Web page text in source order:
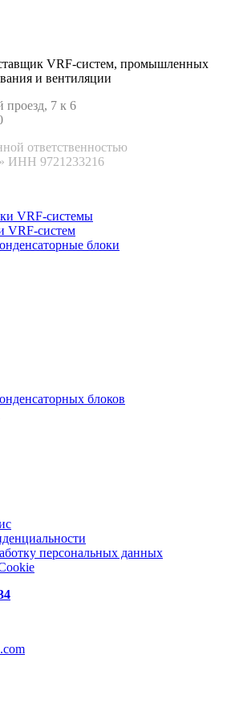
VRF-cистем, промышленных
и вентиляции
проезд, 7 к 6
ответственностью
ИНН 9721233216
VRF-cистемы
VRF-cистем
блоки
блоков
персональных данных